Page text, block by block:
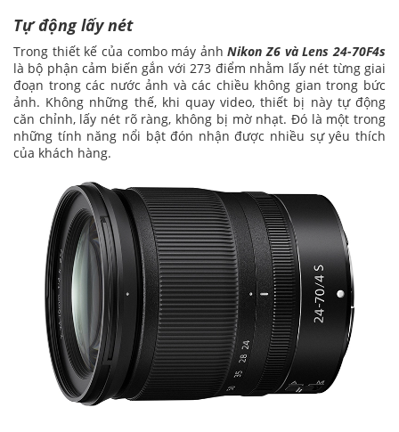
Tự động lấy nét
Trong thiết kế của combo máy ảnhNikon Z6 và Lens 24-70F4s
là bộ phận cảm biến gắn với 273 điểm nhằm lấy nét từng giai
đoạn trong các nước ảnh và các chiều không gian trong bức
ảnh. Không những thế, khi quay video, thiết bị này tự động
căn chỉnh, lấy nét rõ ràng, không bị mờ nhạt. Đó là một trong
những tính năng nổi bật đón nhận được nhiều sự yêu thích
của khách hàng.